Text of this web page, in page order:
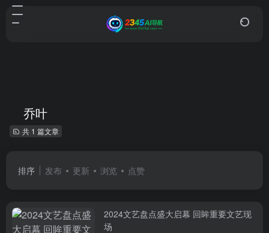
乔叶
共 1 篇文章
排序 发布 更新 浏览 点赞
2024文艺盘点盛大启幕 回眸重要文艺现
场